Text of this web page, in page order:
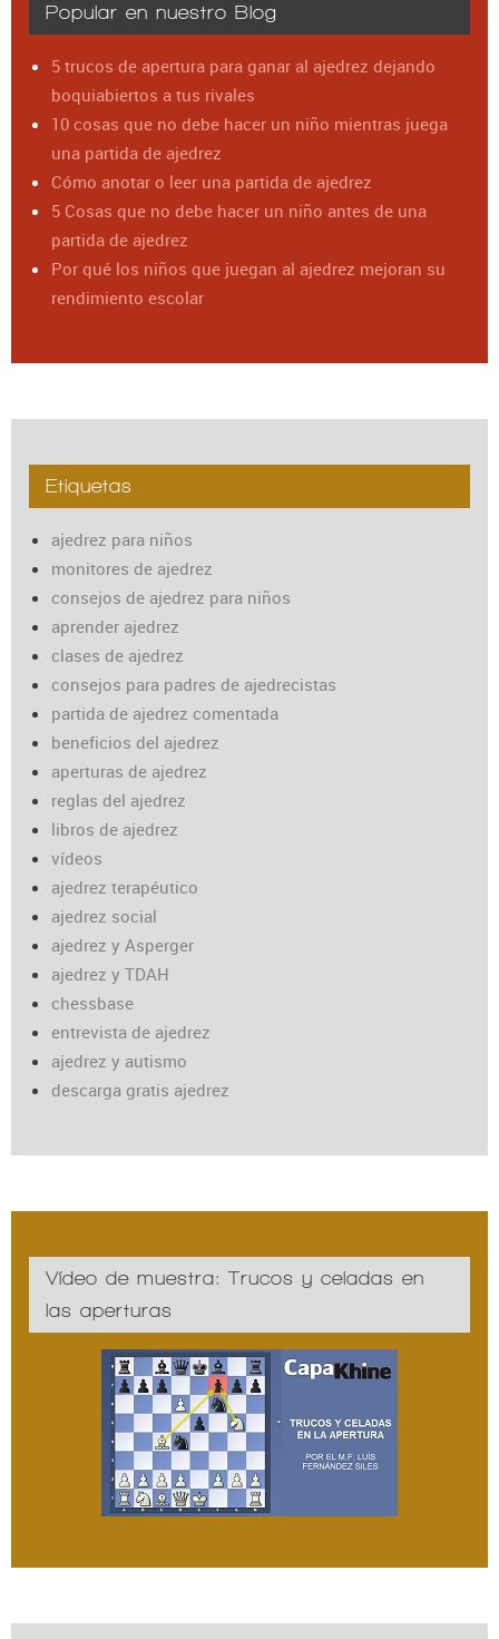
Popular en nuestro Blog
5 trucos de apertura para ganar al ajedrez dejando
boquiabiertos a tus rivales
10 cosas que no debe hacer un niño mientras juega
una partida de ajedrez
Cómo anotar o leer una partida de ajedrez
5 Cosas que no debe hacer un niño antes de una
partida de ajedrez
Por qué los niños que juegan al ajedrez mejoran su
rendimiento escolar
Etiquetas
ajedrez para niños
monitores de ajedrez
consejos de ajedrez para niños
aprender ajedrez
clases de ajedrez
consejos para padres de ajedrecistas
partida de ajedrez comentada
beneficios del ajedrez
aperturas de ajedrez
reglas del ajedrez
libros de ajedrez
vídeos
ajedrez terapéutico
ajedrez social
ajedrez y Asperger
ajedrez y TDAH
chessbase
entrevista de ajedrez
ajedrez y autismo
descarga gratis ajedrez
Vídeo de muestra: Trucos y celadas en
las aperturas